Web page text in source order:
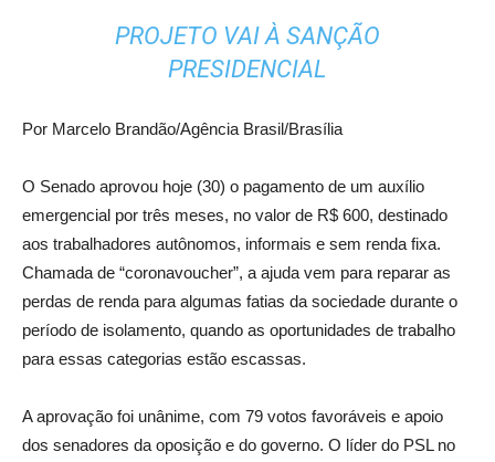
PROJETO VAI À SANÇÃO
PRESIDENCIAL
Por Marcelo Brandão/Agência Brasil/Brasília
O Senado aprovou hoje (30) o pagamento de um auxílio
emergencial por três meses, no valor de R$ 600, destinado
aos trabalhadores autônomos, informais e sem renda fixa.
Chamada de “coronavoucher”, a ajuda vem para reparar as
perdas de renda para algumas fatias da sociedade durante o
período de isolamento, quando as oportunidades de trabalho
para essas categorias estão escassas.
A aprovação foi unânime, com 79 votos favoráveis e apoio
dos senadores da oposição e do governo. O líder do PSL no